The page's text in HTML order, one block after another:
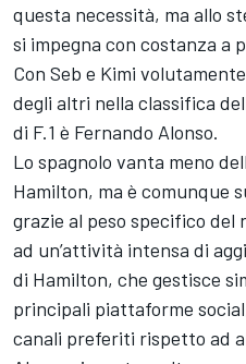
questa necessità, ma allo
si impegna con costanza a
Con Seb e Kimi
degli altri nella classifica
di F.1 è Fernando Alonso.
Lo spagnolo vanta meno
Hamilton, ma è comunque
grazie al peso specifico del
ad un’attività intensa di
di Hamilton, che gestisce
principali piattaforme
canali preferiti rispetto ad